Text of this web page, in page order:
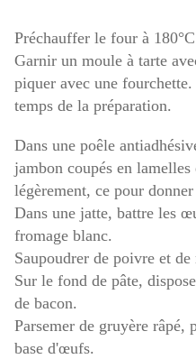
Préchauffer le four à
Garnir un moule à tarte
piquer avec une
temps de la préparation.
Dans une poêle
jambon coupés en
légèrement, ce pour
Dans une jatte, battre les
fromage blanc.
Saupoudrer de poivre et de
Sur le fond de pâte,
de bacon.
Parsemer de gruyère râpé,
base d'œufs.